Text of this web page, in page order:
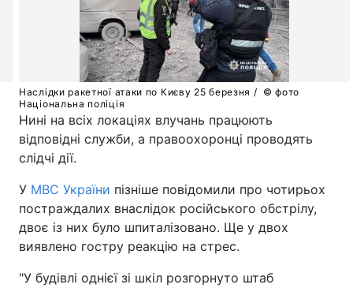
Наслідки ракетної атаки по Києву 25 березня / © фото
Національна поліція
Нині на всіх локаціях влучань працюють
відповідні служби, а правоохоронці проводять
слідчі дії.
У МВС України пізніше повідомили про чотирьох
постраждалих внаслідок російського обстрілу,
двоє із них було шпиталізовано. Ще у двох
виявлено гостру реакцію на стрес.
"У будівлі однієї зі шкіл розгорнуто штаб